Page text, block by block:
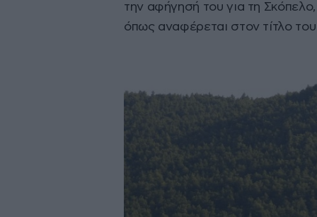
την αφήγησή του για τη
όπως αναφέρεται στον τίτλο